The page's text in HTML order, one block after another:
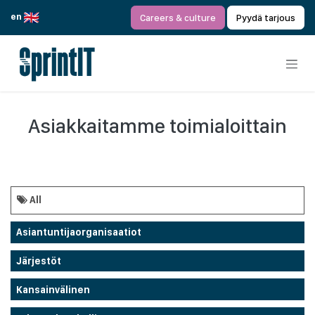
en
Careers & culture Pyydä tarjous
Asiakkaitamme toimialoittain
All
Asiantuntijaorganisaatiot
Järjestöt
Kansainvälinen